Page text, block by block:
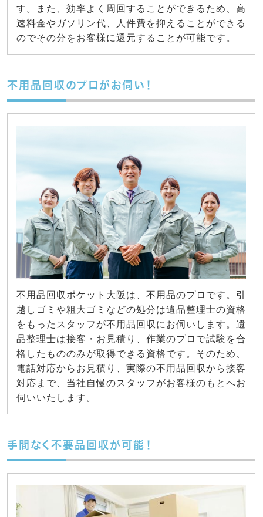
す。また、効率よく周回することができるため、高
速料金やガソリン代、人件費を抑えることができる
のでその分をお客様に還元することが可能です。
不用品回収のプロがお伺い！
不用品回収ポケット大阪は、不用品のプロです。引
越しゴミや粗大ゴミなどの処分は遺品整理士の資格
をもったスタッフが不用品回収にお伺いします。遺
品整理士は接客・お見積り、作業のプロで試験を合
格したもののみが取得できる資格です。そのため、
電話対応からお見積り、実際の不用品回収から接客
対応まで、当社自慢のスタッフがお客様のもとへお
伺いいたします。
手間なく不要品回収が可能！